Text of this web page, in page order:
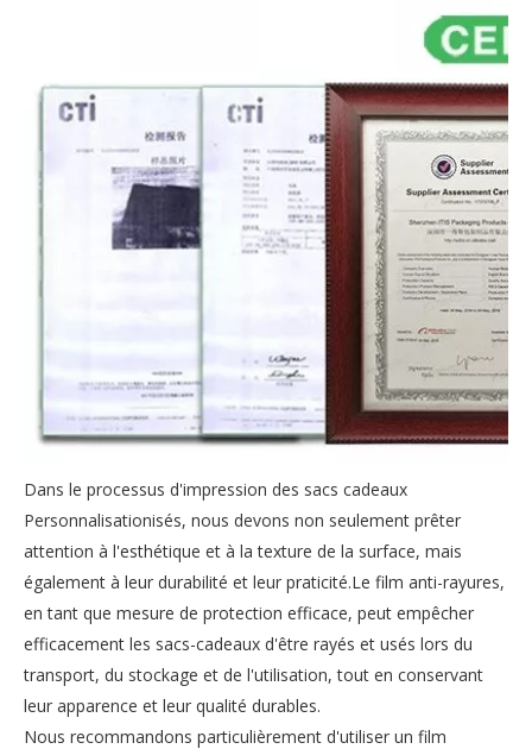
Dans le processus d'impression des sacs cadeaux
Personnalisationisés, nous devons non seulement prêter
attention à l'esthétique et à la texture de la surface, mais
également à leur durabilité et leur praticité.Le film anti-rayures,
en tant que mesure de protection efficace, peut empêcher
efficacement les sacs-cadeaux d'être rayés et usés lors du
transport, du stockage et de l'utilisation, tout en conservant
leur apparence et leur qualité durables.
Nous recommandons particulièrement d'utiliser un film